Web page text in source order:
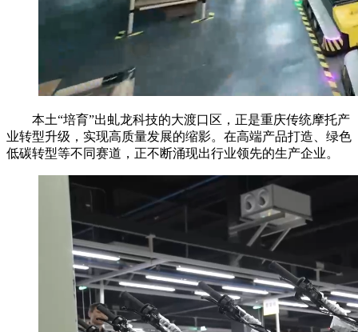
本土“培育”出虬龙科技的大渡口区，正是重庆传统摩托产
业转型升级，实现高质量发展的缩影。在高端产品打造、绿色
低碳转型等不同赛道，正不断涌现出行业领先的生产企业。